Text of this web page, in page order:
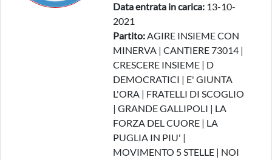
Data entrata in carica: 13-10-
2021
Partito:AGIRE INSIEME CON
MINERVA | CANTIERE 73014 |
CRESCERE INSIEME | D
DEMOCRATICI | E' GIUNTA
L'ORA | FRATELLI DI SCOGLIO
| GRANDE GALLIPOLI | LA
FORZA DEL CUORE | LA
PUGLIA IN PIU' |
MOVIMENTO 5 STELLE | NOI